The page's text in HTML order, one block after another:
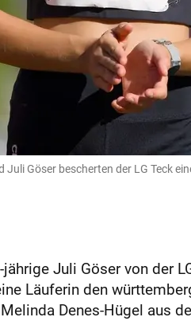
Juli Göser bescherten der LG Teck
Juli Göser von der
Läuferin den
Denes-Hügel aus